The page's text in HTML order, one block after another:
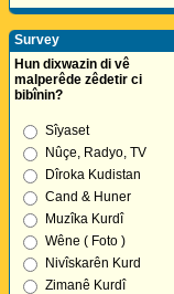
Survey
Hun dixwazin di vê
malperêde zêdetir ci
bibînin?
Sîyaset
Nûçe, Radyo, TV
Dîroka Kudistan
Cand & Huner
Muzîka Kurdî
Wêne ( Foto )
Nivîskarên Kurd
Zimanê Kurdî